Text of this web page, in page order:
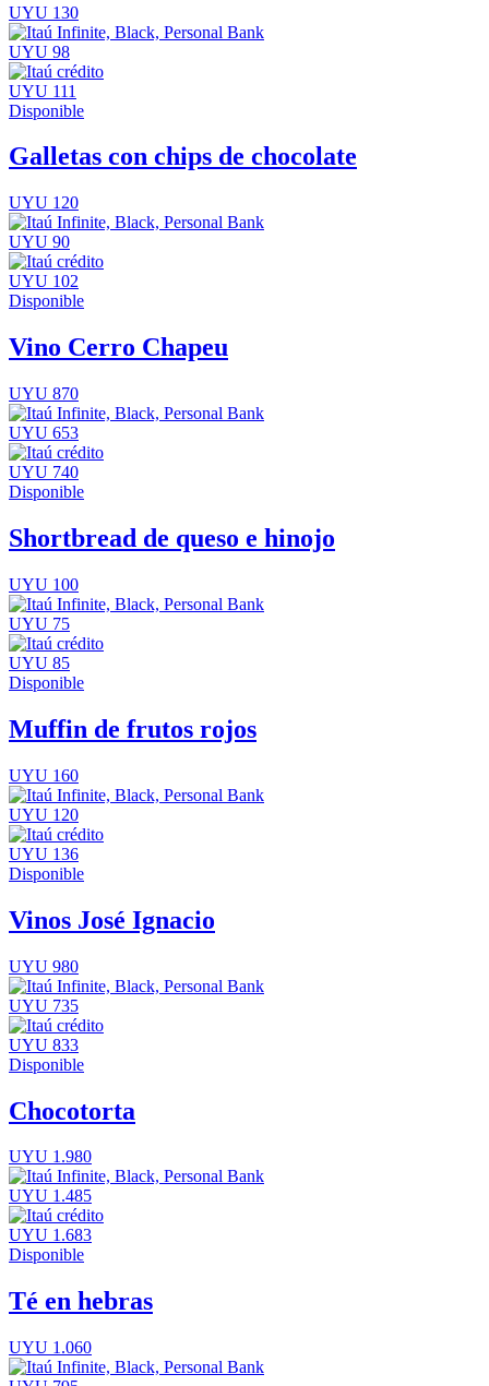
UYU 130
UYU 98
UYU 111
Disponible
Galletas con chips de chocolate
UYU 120
UYU 90
UYU 102
Disponible
Vino Cerro Chapeu
UYU 870
UYU 653
UYU 740
Disponible
Shortbread de queso e hinojo
UYU 100
UYU 75
UYU 85
Disponible
Muffin de frutos rojos
UYU 160
UYU 120
UYU 136
Disponible
Vinos José Ignacio
UYU 980
UYU 735
UYU 833
Disponible
Chocotorta
UYU 1.980
UYU 1.485
UYU 1.683
Disponible
Té en hebras
UYU 1.060